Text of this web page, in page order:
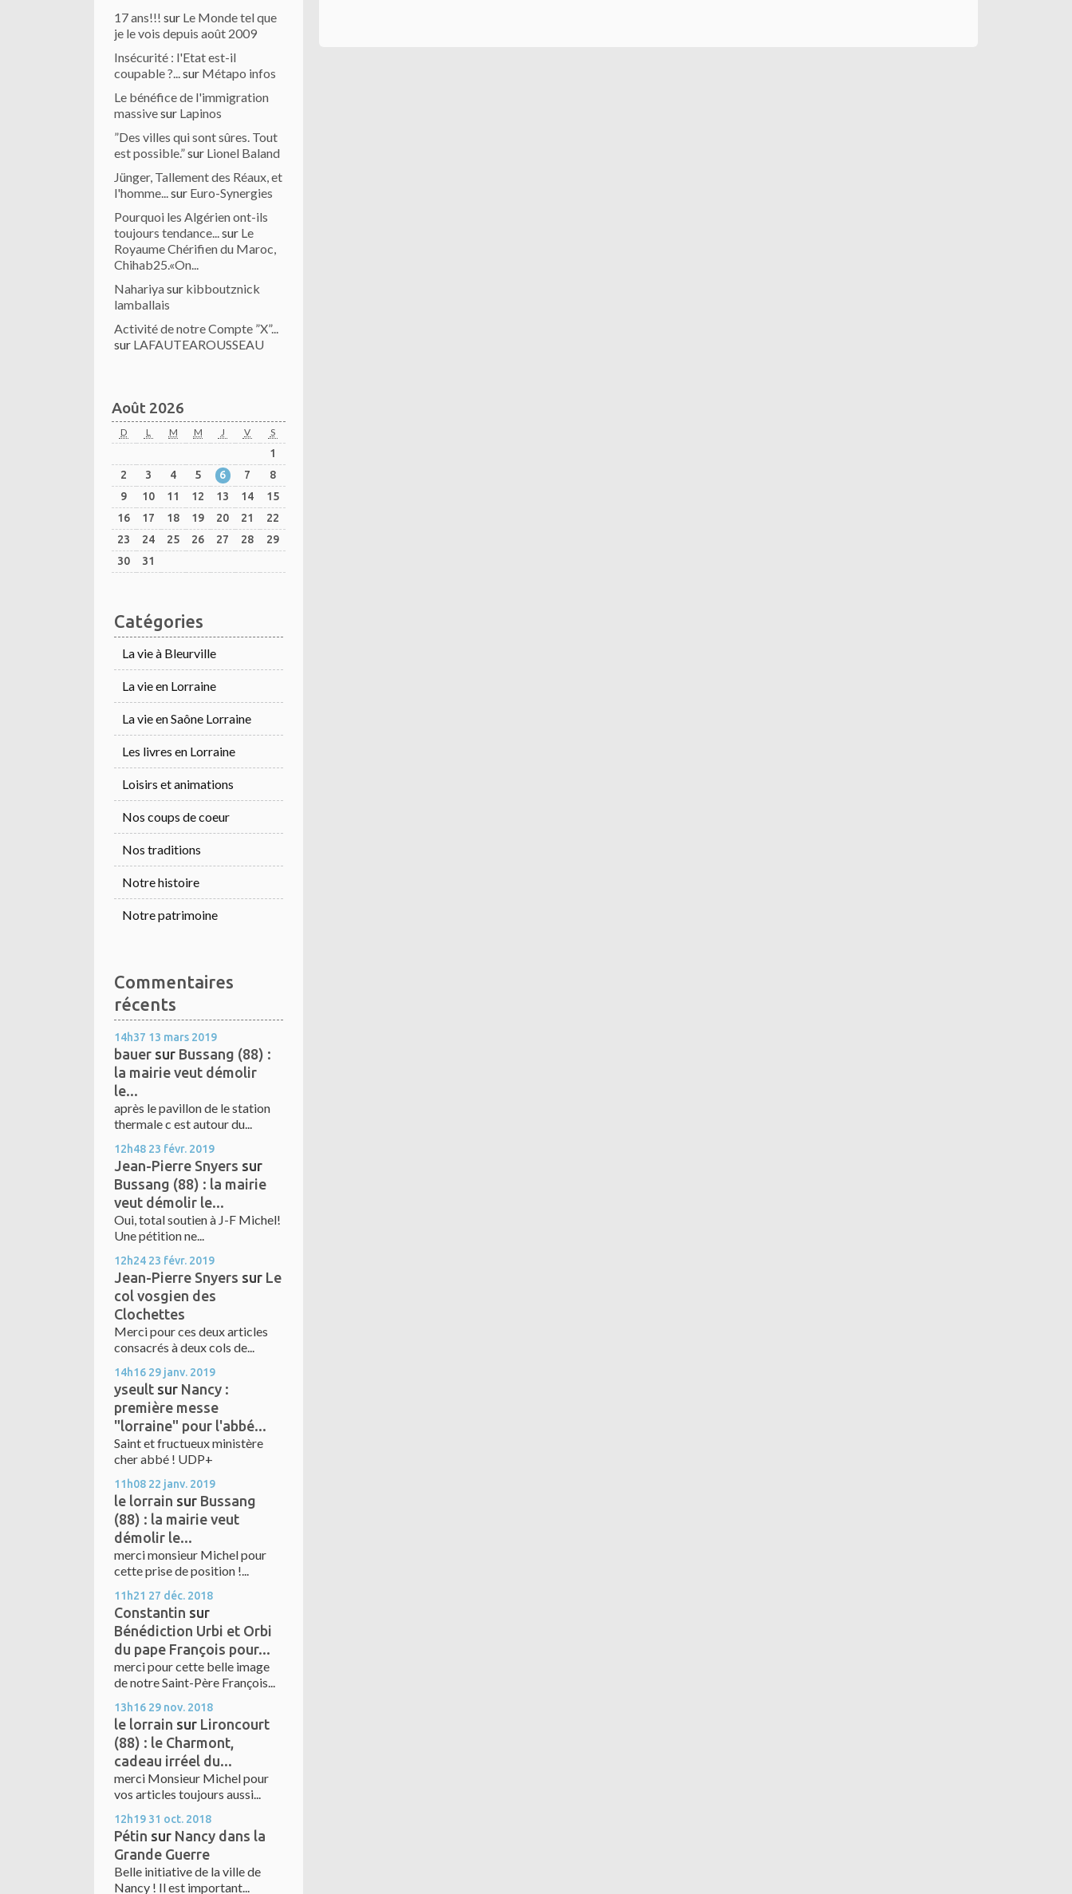
17 ans!!! sur Le Monde tel que
je le vois depuis août 2009
Insécurité : l'Etat est-il
coupable ?...sur Métapo infos
Le bénéfice de l'immigration
massivesur Lapinos
”Des villes qui sont sûres. Tout
est possible.”sur Lionel Baland
Jünger, Tallement des Réaux, et
l'homme...sur Euro-Synergies
Pourquoi les Algérien ont-ils
toujours tendance...sur Le
Royaume Chérifien du Maroc,
Chihab25.«On...
Nahariyasur kibboutznick
lamballais
Activité de notre Compte ”X”...
sur LAFAUTEAROUSSEAU
Août 2026
D L M M J V S
1
2
3 4 5 6 7
8
9
10 11 12 13 14
15
16
17 18 19 20 21
22
23
24 25 26 27 28
29
30
31
Catégories
La vie à Bleurville
La vie en Lorraine
La vie en Saône Lorraine
Les livres en Lorraine
Loisirs et animations
Nos coups de coeur
Nos traditions
Notre histoire
Notre patrimoine
Commentaires
récents
14h37 13 mars 2019
bauer sur Bussang (88) :
la mairie veut démolir
le...
après le pavillon de le station
thermale c est autour du...
12h48 23 févr. 2019
Jean-Pierre Snyers sur
Bussang (88) : la mairie
veut démolir le...
Oui, total soutien à J-F Michel!
Une pétition ne...
12h24 23 févr. 2019
Jean-Pierre Snyers sur Le
col vosgien des
Clochettes
Merci pour ces deux articles
consacrés à deux cols de...
14h16 29 janv. 2019
yseult sur Nancy :
première messe
"lorraine" pour l'abbé...
Saint et fructueux ministère
cher abbé ! UDP+
11h08 22 janv. 2019
le lorrain sur Bussang
(88) : la mairie veut
démolir le...
merci monsieur Michel pour
cette prise de position !...
11h21 27 déc. 2018
Constantin sur
Bénédiction Urbi et Orbi
du pape François pour...
merci pour cette belle image
de notre Saint-Père François...
13h16 29 nov. 2018
le lorrain sur Lironcourt
(88) : le Charmont,
cadeau irréel du...
merci Monsieur Michel pour
vos articles toujours aussi...
12h19 31 oct. 2018
Pétin sur Nancy dans la
Grande Guerre
Belle initiative de la ville de
Nancy ! Il est important...